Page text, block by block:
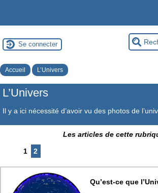
Se connecter
Accueil L’Univers
L’Univers
Il y a ici nécessité d’avoir vu des photos de
Les articles de cette
1 2
Qu’est-ce que